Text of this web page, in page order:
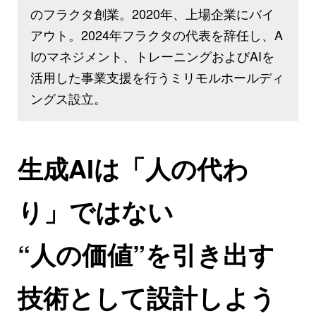
のフラクタ創業。2020年、上場企業にバイ
アウト。2024年フラクタの代表を辞任し、A
Iのマネジメント、トレーニングおよびAIを
活用した事業支援を行うミリモルホールディ
ングス設立。
生成AIは「人の代わ
り」ではない
“人の価値”を引き出す
技術として設計しよう